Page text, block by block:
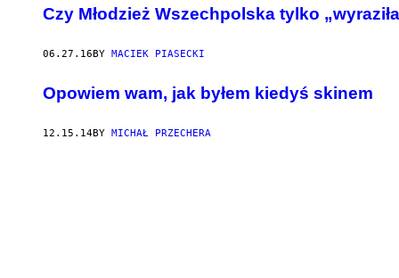
Czy Młodzież Wszechpolska tylko
06.27.16BY MACIEK PIASECKI
​Opowiem wam, jak byłem kiedyś skinem
12.15.14BY MICHAŁ PRZECHERA